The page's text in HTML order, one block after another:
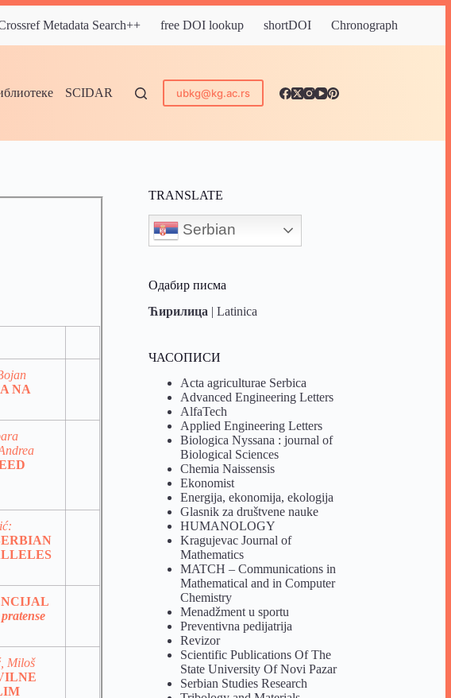
Metadata Search++ free DOI lookup shortDOI Chronograph
SCIDAR ubkg@kg.ac.rs
NA
Miloš
TRANSLATE
Serbian
Одабир писма
Ћирилица |Latinica
ЧАСОПИСИ
Acta agriculturae Serbica
Advanced Engineering Letters
AlfaTech
Applied Engineering Letters
Biologica Nyssana : journal of
Biological Sciences
Chemia Naissensis
Ekonomist
Energija, ekonomija, ekologija
Glasnik za društvene nauke
HUMANOLOGY
Kragujevac Journal of
Mathematics
MATCH – Communications in
Mathematical and in Computer
Chemistry
Menadžment u sportu
Preventivna pedijatrija
Revizor
Scientific Publications Of The
State University Of Novi Pazar
Serbian Studies Research